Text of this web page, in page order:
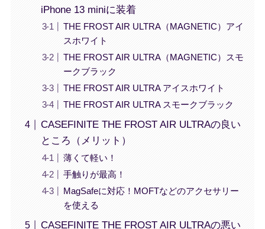
iPhone 13 miniに装着
THE FROST AIR ULTRA（MAGNETIC）アイ
スホワイト
THE FROST AIR ULTRA（MAGNETIC）スモ
ークブラック
THE FROST AIR ULTRA アイスホワイト
THE FROST AIR ULTRA スモークブラック
CASEFINITE THE FROST AIR ULTRAの良い
ところ（メリット）
薄くて軽い！
手触りが最高！
MagSafeに対応！MOFTなどのアクセサリー
を使える
CASEFINITE THE FROST AIR ULTRAの悪い